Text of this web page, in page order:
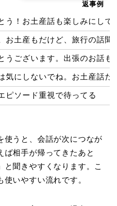
返事例
う！お土産話も楽しみにして
お土産もだけど、旅行の話聞
うございます。出張のお話も
気にしないでね。お土産話だ
ピソード重視で待ってる
使うと、会話が次につなが
ば相手が帰ってきたあと
と聞きやすくなります。こ
いやすい流れです。